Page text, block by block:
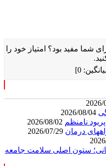
شما مفید بود؟ امتیاز خود را
0
]
نامنظم
درمان
ستون اصلی سلامت جامعه